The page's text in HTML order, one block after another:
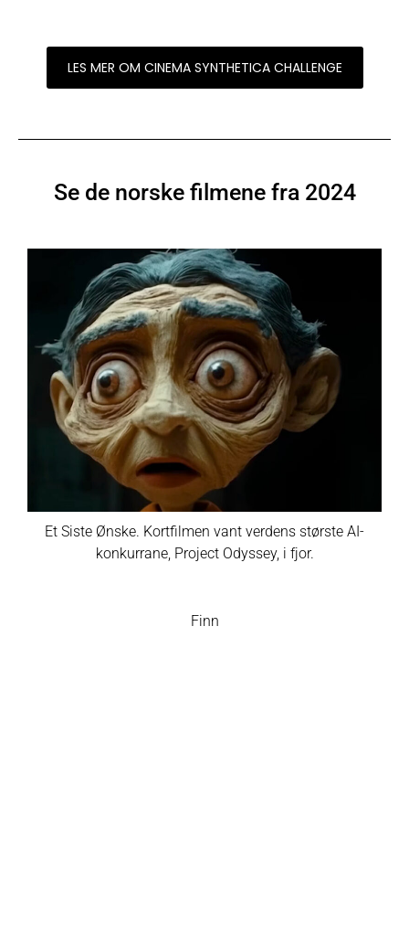
LES MER OM CINEMA SYNTHETICA CHALLENGE
Se de norske filmene fra 2024
Et Siste Ønske. Kortfilmen vant verdens største AI-
konkurrane, Project Odyssey, i fjor.
Finn